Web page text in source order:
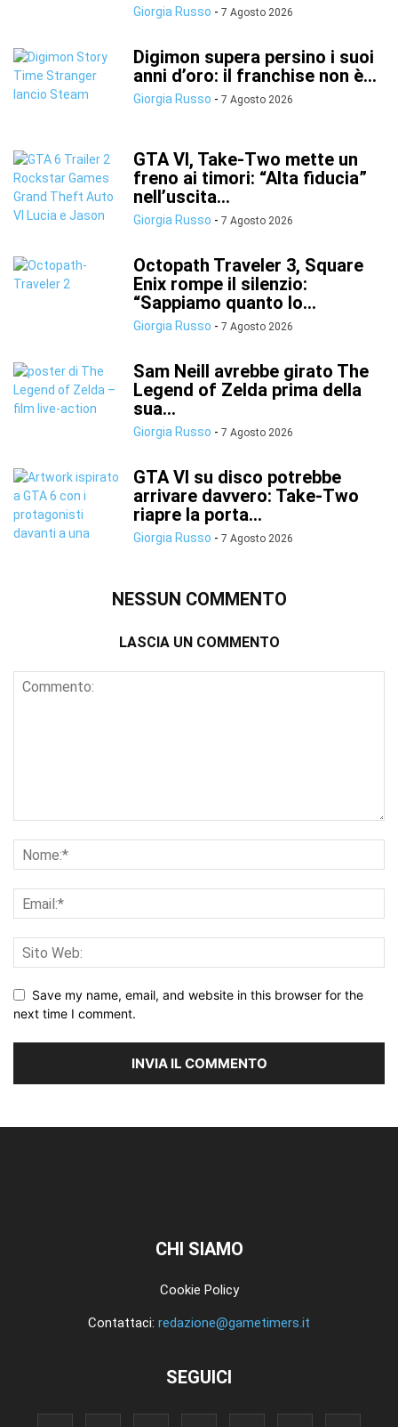
Giorgia Russo - 7 Agosto 2026
Digimon supera persino i suoi
anni d’oro: il franchise non è...
Giorgia Russo - 7 Agosto 2026
GTA VI, Take-Two mette un
freno ai timori: “Alta fiducia”
nell’uscita...
Giorgia Russo - 7 Agosto 2026
Octopath Traveler 3, Square
Enix rompe il silenzio:
“Sappiamo quanto lo...
Giorgia Russo - 7 Agosto 2026
Sam Neill avrebbe girato The
Legend of Zelda prima della
sua...
Giorgia Russo - 7 Agosto 2026
GTA VI su disco potrebbe
arrivare davvero: Take-Two
riapre la porta...
Giorgia Russo - 7 Agosto 2026
NESSUN COMMENTO
LASCIA UN COMMENTO
Save my name, email, and website in this browser for the
next time I comment.
CHI SIAMO
Cookie Policy
Contattaci: redazione@gametimers.it
SEGUICI